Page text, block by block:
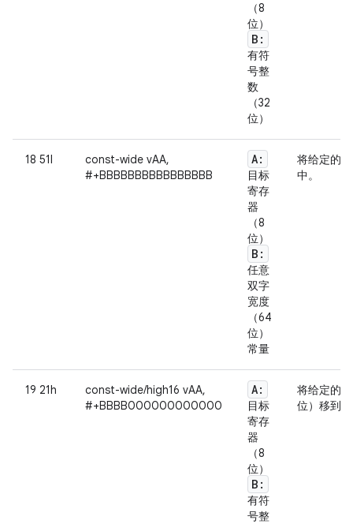
（8
位）
B:
有符
号整
数
（32
位）
18 51l
const-wide vAA,
#+BBBBBBBBBBBBBBBB
A:
目标
寄存
器
（8
位）
B:
任意
双字
宽度
（64
位）
常量
将给定的
中。
19 21h
const-wide/high16 vAA,
#+BBBB000000000000
A:
目标
寄存
器
（8
位）
B:
有符
号整
将给定的
位）移到